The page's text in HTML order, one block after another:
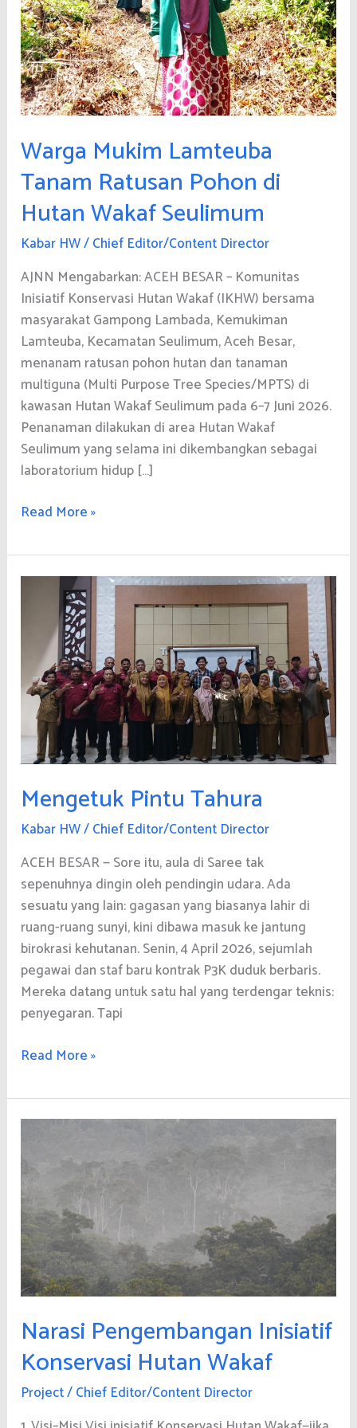
Warga Mukim Lamteuba
Tanam Ratusan Pohon di
Hutan Wakaf Seulimum
Kabar HW/Chief Editor/Content Director
AJNN Mengabarkan: ACEH BESAR – Komunitas
Inisiatif Konservasi Hutan Wakaf (IKHW) bersama
masyarakat Gampong Lambada, Kemukiman
Lamteuba, Kecamatan Seulimum, Aceh Besar,
menanam ratusan pohon hutan dan tanaman
multiguna (Multi Purpose Tree Species/MPTS) di
kawasan Hutan Wakaf Seulimum pada 6–7 Juni 2026.
Penanaman dilakukan di area Hutan Wakaf
Seulimum yang selama ini dikembangkan sebagai
laboratorium hidup […]
Warga
Lamteuba
Tanam
Ratusan
Hutan
Wakaf
Seulimum
Read More »
Mengetuk Pintu Tahura
Kabar HW/Chief Editor/Content Director
ACEH BESAR — Sore itu, aula di Saree tak
sepenuhnya dingin oleh pendingin udara. Ada
sesuatu yang lain: gagasan yang biasanya lahir di
ruang-ruang sunyi, kini dibawa masuk ke jantung
birokrasi kehutanan. Senin, 4 April 2026, sejumlah
pegawai dan staf baru kontrak P3K duduk berbaris.
Mereka datang untuk satu hal yang terdengar teknis:
penyegaran. Tapi
Mengetuk
Tahura
Read More »
Narasi Pengembangan Inisiatif
Konservasi Hutan Wakaf
Project/Chief Editor/Content Director